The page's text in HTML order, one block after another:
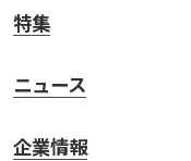
特集
ニュース
企業情報